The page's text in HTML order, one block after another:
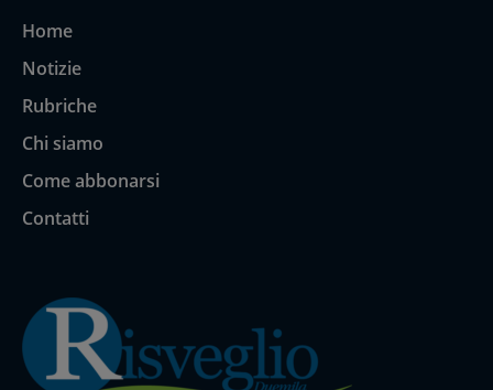
Home
Notizie
Rubriche
Chi siamo
Come abbonarsi
Contatti